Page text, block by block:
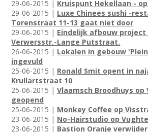
29-06-2015 | Kruispunt Hekellaan -
29-06-2015 | Luxe Chinees sushi -
Torenstraat 11-13 gaat niet door
29-06-2015 | Eindelijk afbouw project
Verwersstr.-Lange Putstraat.
26-06-2015 | Lokalen in gebouw
ingevuld
25-06-2015 | Ronald Smit opent in
Krullartstraat 10
25-06-2015 |Vlaamsch Broodhuys
geopend
25-06-2015 | Monkey Coffee op
23-06-2015 | No-Hairstudio op
23-06-2015 | Bastion Oranje